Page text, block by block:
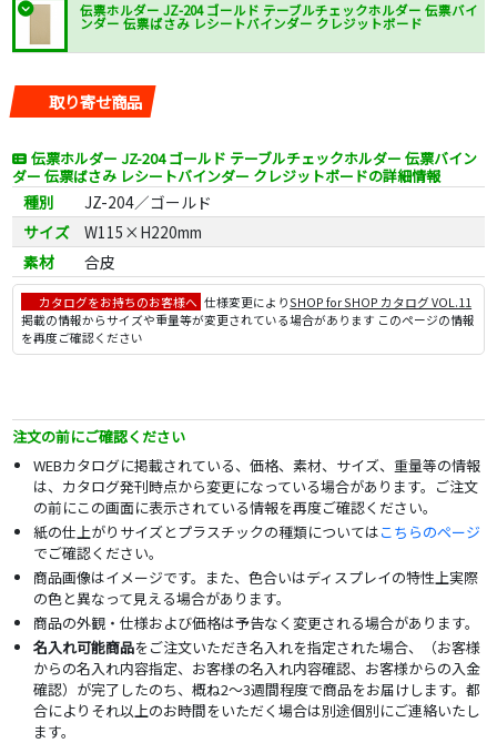
伝票ホルダー JZ-204 ゴールド テーブルチェックホルダー 伝票バイ
ンダー 伝票ばさみ レシートバインダー クレジットボード
取り寄せ商品
伝票ホルダー JZ-204 ゴールド テーブルチェックホルダー 伝票バイン
ダー 伝票ばさみ レシートバインダー クレジットボードの詳細情報
種別
JZ-204／ゴールド
サイズ
W115×H220mm
素材
合皮
カタログをお持ちのお客様へ 仕様変更によりSHOP for SHOP カタログ VOL.11
掲載の情報からサイズや重量等が変更されている場合があります このページの情報
を再度ご確認ください
注文の前にご確認ください
WEBカタログに掲載されている、価格、素材、サイズ、重量等の情報
は、カタログ発刊時点から変更になっている場合があります。ご注文
の前にこの画面に表示されている情報を再度ご確認ください。
紙の仕上がりサイズとプラスチックの種類についてはこちらのページ
でご確認ください。
商品画像はイメージです。また、色合いはディスプレイの特性上実際
の色と異なって見える場合があります。
商品の外観・仕様および価格は予告なく変更される場合があります。
名入れ可能商品をご注文いただき名入れを指定された場合、（お客様
からの名入れ内容指定、お客様の名入れ内容確認、お客様からの入金
確認）が完了したのち、概ね2～3週間程度で商品をお届けします。都
合によりそれ以上のお時間をいただく場合は別途個別にご連絡いたし
ます。